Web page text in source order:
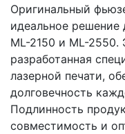
Оригинальный
идеальное решение
ML-2150 и ML-2550.
разработанная
лазерной печати,
долговечность
Подлинность
совместимость и